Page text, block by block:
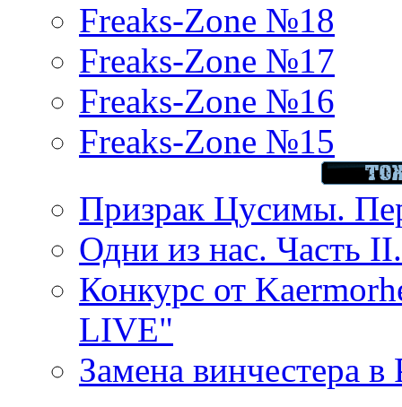
Freaks-Zone №18
Freaks-Zone №17
Freaks-Zone №16
Freaks-Zone №15
Призрак Цусимы.
Одни из нас. Часть
Конкурс от
LIVE"
Замена винчестера